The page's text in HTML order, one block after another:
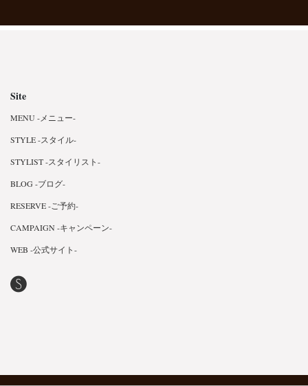
Site
MENU -メニュー-
STYLE -スタイル-
STYLIST -スタイリスト-
BLOG -ブログ-
RESERVE -ご予約-
CAMPAIGN -キャンペーン-
WEB -公式サイト-